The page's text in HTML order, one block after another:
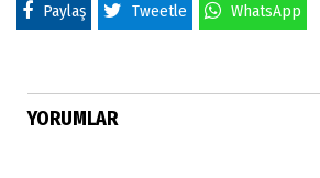
Paylaş Tweetle WhatsApp
YORUMLAR